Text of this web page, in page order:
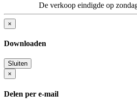
De verkoop eindigde op
×
Downloaden
Sluiten
×
Delen per e-mail